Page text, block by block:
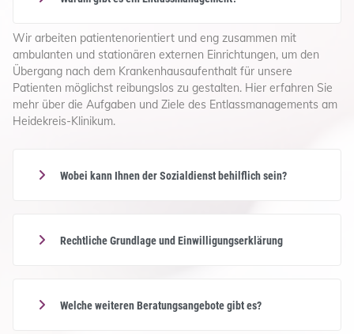
Wir arbeiten patientenorientiert und eng zusammen mit
ambulanten und stationären externen Einrichtungen, um den
Übergang nach dem Krankenhausaufenthalt für unsere
Patienten möglichst reibungslos zu gestalten. Hier erfahren Sie
mehr über die Aufgaben und Ziele des Entlassmanagements am
Heidekreis-Klinikum.
Wobei kann Ihnen der Sozialdienst behilflich sein?
Rechtliche Grundlage und Einwilligungserklärung
Welche weiteren Beratungsangebote gibt es?